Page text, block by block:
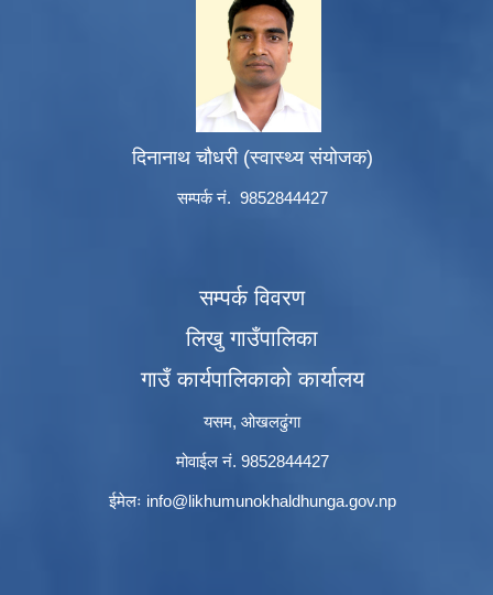
दिनानाथ चौधरी (स्वास्थ्य संयोजक)
सम्पर्क नं. 9852844427
सम्पर्क विवरण
लिखु गाउँपालिका
गाउँ कार्यपालिकाको कार्यालय
यसम, ओखलढुंगा
मोवाईल नं. 9852844427
ईमेलः info@likhumunokhaldhunga.gov.np